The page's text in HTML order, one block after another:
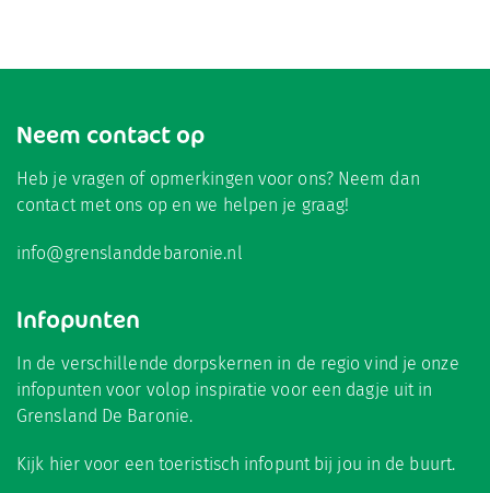
Neem contact op
Heb je vragen of opmerkingen voor ons? Neem dan
contact met ons op en we helpen je graag!
info@grenslanddebaronie.nl
Infopunten
In de verschillende dorpskernen in de regio vind je onze
infopunten voor volop inspiratie voor een dagje uit in
Grensland De Baronie.
Kijk hiervoor een toeristisch infopunt bij jou in de buurt.